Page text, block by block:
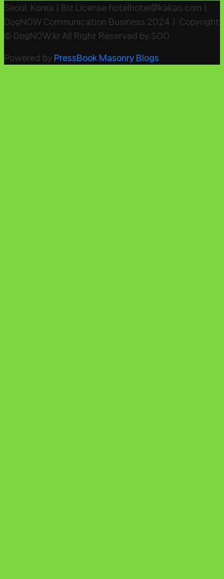
Seoul, KoreaㅣBiz License hotelhotel@kakao.comㅣ
DogNOW Communication Business 2024ㅣ Copyright
© DogNOW.kr All Right Reserved by SOO
Powered by PressBook Masonry Blogs